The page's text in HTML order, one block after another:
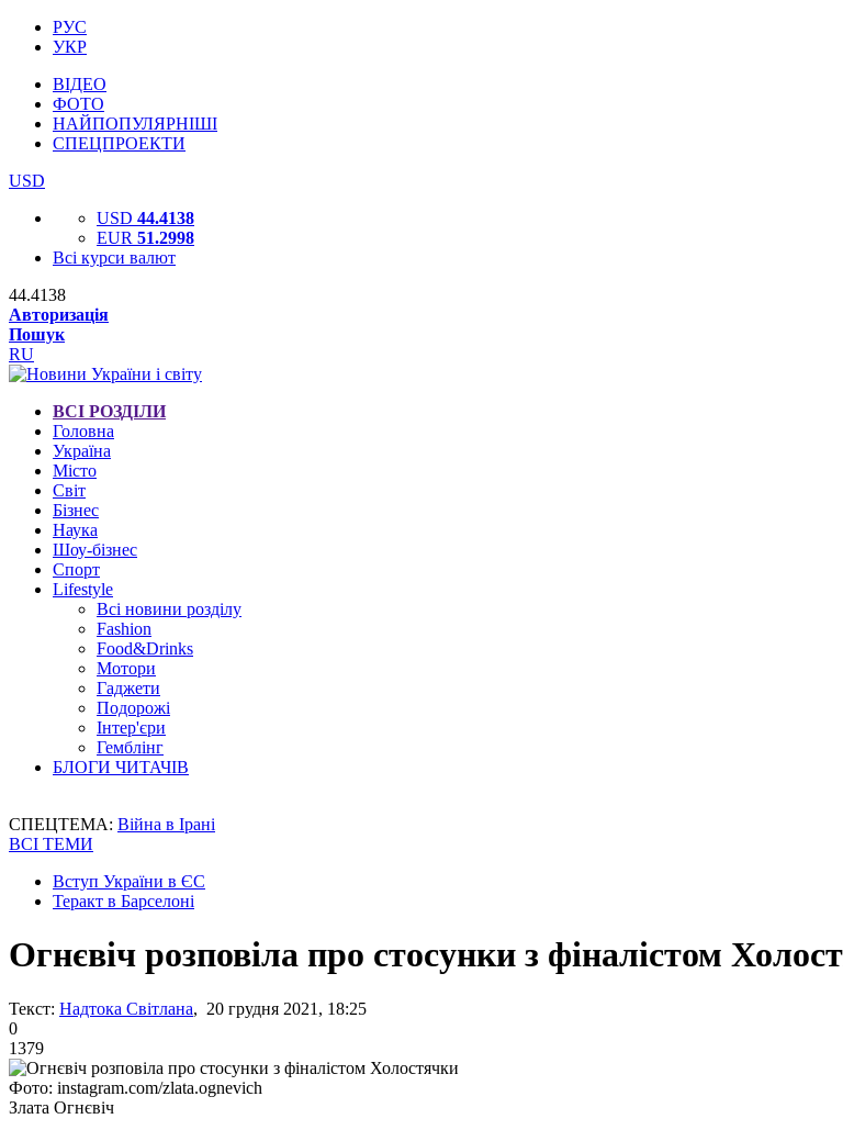
РУС
УКР
ВІДЕО
ФОТО
НАЙПОПУЛЯРНІШІ
СПЕЦПРОЕКТИ
USD
USD 44.4138
EUR 51.2998
Всі курси валют
44.4138
Авторизація
Пошук
RU
ВСІ РОЗДІЛИ
Головна
Україна
Місто
Світ
Бізнес
Наука
Шоу-бізнес
Спорт
Lifestyle
Всі новини розділу
Fashion
Food&Drinks
Мотори
Гаджети
Подорожі
Інтер'єри
Гемблінг
БЛОГИ ЧИТАЧІВ
СПЕЦТЕМА: Війна в Ірані
ВСІ ТЕМИ
Вступ України в ЄС
Теракт в Барселоні
Огнєвіч розповіла про стосунки з фіналістом
Текст: Надтока Світлана, 20 грудня 2021, 18:25
0
1379
Фото: instagram.com/zlata.ognevich
Злата Огнєвіч